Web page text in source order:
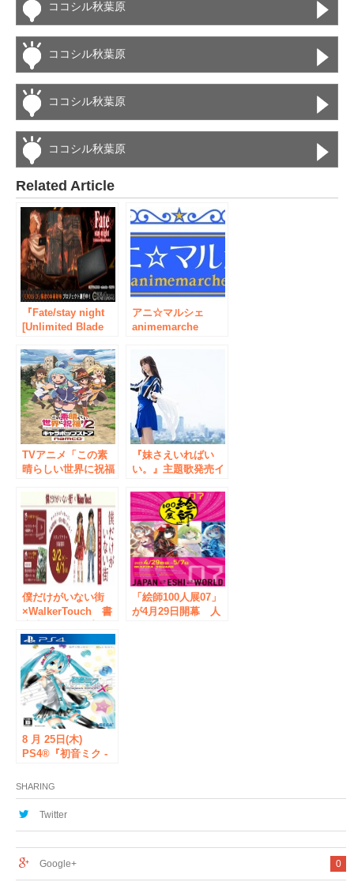
ココシル秋葉原
ココシル秋葉原
ココシル秋葉原
ココシル秋葉原
Related Article
『Fate/stay night
[Unlimited Blade
ラウドファンディン
グより本革財布の申
し込み受付スター
ト！New
アニ☆マルシェ
animemarche
ト【池袋・秋葉原・
大阪日本橋】７度目
になる開催決定！
TVアニメ「この素
晴らしい世界に祝福
ショップを初開催
6月1日東京を皮切り
に、愛知、大阪で順
次オープン！ 8月
は描き下ろしイラス
トをひっさげて
「C3TOKYO2017」
にも出展
『妹さえいればい
い。』主題歌発売イ
ChouCho・結城ア
イラ ミニライブも
僕だけがいない街
×WalkerTouch 書
ー企画スタート！
「絵師100人展07」
が4月29日開幕 人
8 月 25日(木)
PS4®『初音ミク -
HD』クラブ セガ 秋
葉原 新館と日本橋
総合案内所にて「発
SHARING
Twitter
0
Google+